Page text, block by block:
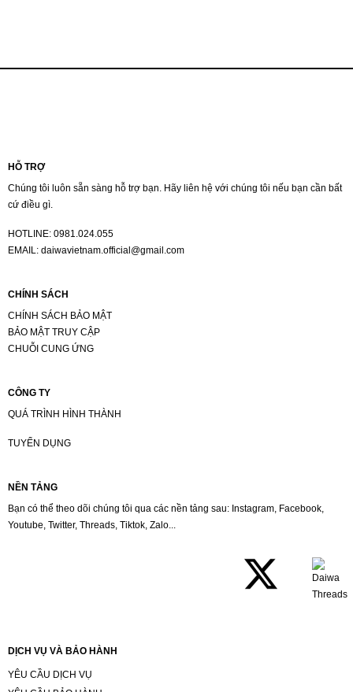
HỖ TRỢ
Chúng tôi luôn sẵn sàng hỗ trợ bạn. Hãy liên hệ với chúng tôi nếu bạn cần bất
cứ điều gì.
HOTLINE: 0981.024.055
EMAIL: daiwavietnam.official@gmail.com
CHÍNH SÁCH
CHÍNH SÁCH BẢO MẬT
BẢO MẬT TRUY CẬP
CHUỖI CUNG ỨNG
CÔNG TY
QUÁ TRÌNH HÌNH THÀNH
TUYỂN DỤNG
NỀN TẢNG
Bạn có thể theo dõi chúng tôi qua các nền tảng sau: Instagram, Facebook,
Youtube, Twitter, Threads, Tiktok, Zalo...
DỊCH VỤ VÀ BẢO HÀNH
YÊU CẦU DỊCH VỤ